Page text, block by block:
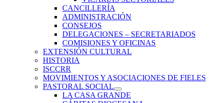
CANCILLERÍA
ADMINISTRACIÓN
CONSEJOS
DELEGACIONES – SECRETARIADOS
COMISIONES Y OFICINAS
EXTENSIÓN CULTURAL
HISTORIA
ISCCRR
MOVIMIENTOS Y ASOCIACIONES DE FIELES
PASTORAL SOCIAL
LA CASA GRANDE